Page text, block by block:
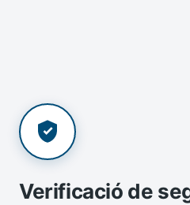
Verificació de